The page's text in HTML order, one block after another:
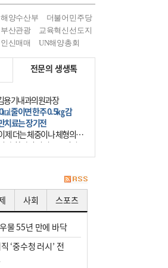
해양수산부
더불어민주당
부산관광
교육혁신선도지
인신매매 UN해양총회
전문의 생생톡
용기내과의원과장
줄이면 한주 0.5㎏ 감
료는 장기전
제 더는 체중이나 체형의 문
다. 하나의 질병으로 인지
와 관리를 해야 한다. 세계
사회 스포츠
물 55년 만에 바닥
‘중수청 러시’ 전